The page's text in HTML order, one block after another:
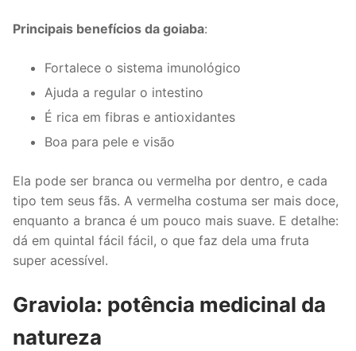
Principais benefícios da goiaba:
Fortalece o sistema imunológico
Ajuda a regular o intestino
É rica em fibras e antioxidantes
Boa para pele e visão
Ela pode ser branca ou vermelha por dentro, e cada
tipo tem seus fãs. A vermelha costuma ser mais doce,
enquanto a branca é um pouco mais suave. E detalhe:
dá em quintal fácil fácil, o que faz dela uma fruta
super acessível.
Graviola: potência medicinal da
natureza